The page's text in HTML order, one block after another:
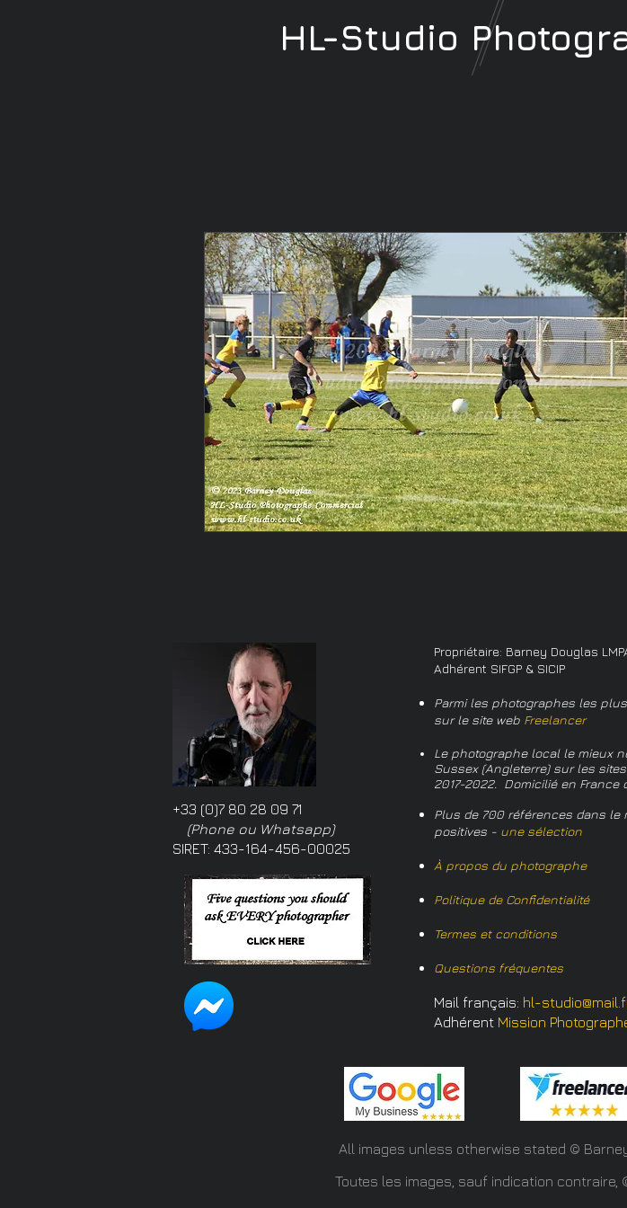
HL-Studio
+33 (0)7 80 28 09 71
(Phone ou Whatsapp)
SIRET: 433-164-456-00025
Propriétaire: Barney Douglas
Adhérent SIFGP & SICIP
Parmi les photographes les
sur le site web Freelancer
Le photographe local le mieux
Sussex (Angleterre) sur les
2017-2022. Domicilié en France
Plus de 700 références dans le
positives - une sélection
À propos du photographe
Politique de Confidentialité
Termes et conditions
Questions fréquentes
Mail français: hl-
Adhérent Mission
All images unless otherwise stated ©
Toutes les images, sauf indication contraire,